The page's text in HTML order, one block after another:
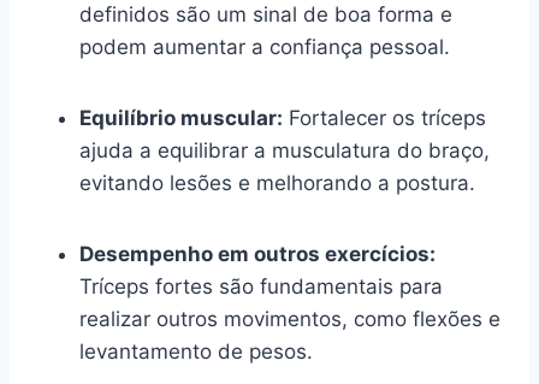
definidos são um sinal de boa forma e
podem aumentar a confiança pessoal.
Equilíbrio muscular: Fortalecer os tríceps
ajuda a equilibrar a musculatura do braço,
evitando lesões e melhorando a postura.
Desempenho em outros exercícios:
Tríceps fortes são fundamentais para
realizar outros movimentos, como flexões e
levantamento de pesos.